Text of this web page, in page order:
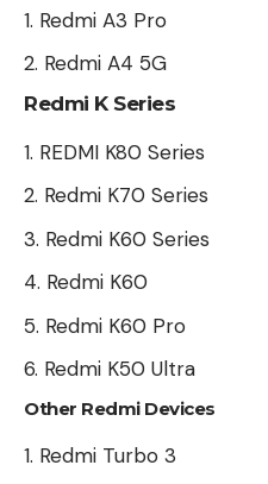
Redmi A3 Pro
Redmi A4 5G
Redmi K Series
REDMI K80 Series
Redmi K70 Series
Redmi K60 Series
Redmi K60
Redmi K60 Pro
Redmi K50 Ultra
Other Redmi Devices
Redmi Turbo 3